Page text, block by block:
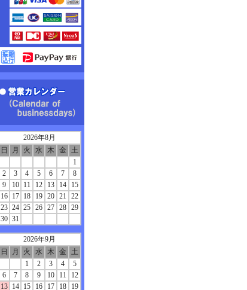
2026年8月
日
月 火 水 木 金
土
1
2
3 4 5 6 7
8
9
10 11 12 13 14
15
16
17 18 19 20 21
22
23 24 25 26 27 28 29
30 31
2026年9月
日
月 火 水 木 金
土
1
2 3 4
5
6
7 8 9 10 11
12
13
14 15 16 17 18
19